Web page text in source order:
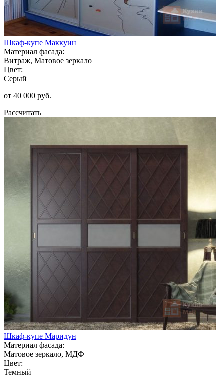
Шкаф-купе Маккуин
Материал фасада:
Витраж, Матовое зеркало
Цвет:
Серый
от 40 000 руб.
Рассчитать
Шкаф-купе Маридун
Материал фасада:
Матовое зеркало, МДФ
Цвет:
Темный